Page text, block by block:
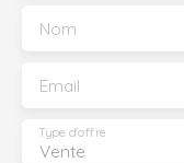
Nom
Email
Vente
Type d'offre